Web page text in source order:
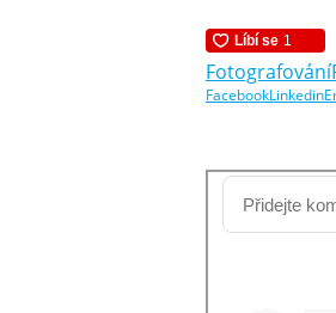
Fotografování
FacebookLinkedin